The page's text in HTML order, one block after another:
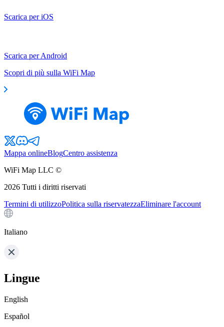
Scarica per iOS
Scarica per Android
Scopri di più sulla WiFi Map
Mappa onlineBlogCentro assistenza
WiFi Map LLC ©
2026 Tutti i diritti riservati
Termini di utilizzoPolitica sulla riservatezzaEliminare l'account
Italiano
Lingue
English
Español